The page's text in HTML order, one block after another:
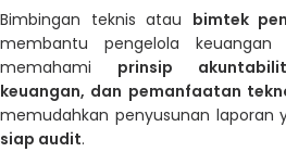
Bimbingan teknis atau bimtek
membantu pengelola
memahami prinsip
keuangan, dan pemanfaatan
memudahkan penyusunan laporan
siap audit.